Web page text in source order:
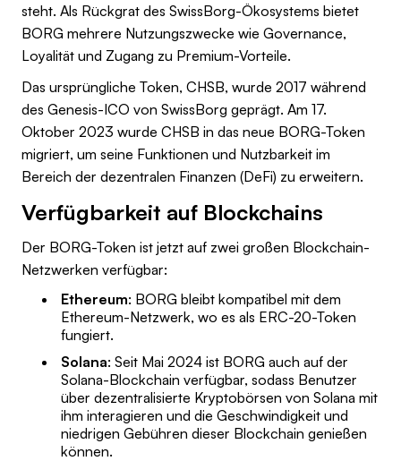
steht. Als Rückgrat des SwissBorg-Ökosystems bietet
BORG mehrere Nutzungszwecke wie Governance,
Loyalität und Zugang zu Premium-Vorteile.
Das ursprüngliche Token, CHSB, wurde 2017 während
des Genesis-ICO von SwissBorg geprägt. Am 17.
Oktober 2023 wurde CHSB in das neue BORG-Token
migriert, um seine Funktionen und Nutzbarkeit im
Bereich der dezentralen Finanzen (DeFi) zu erweitern.
Verfügbarkeit auf Blockchains
Der BORG-Token ist jetzt auf zwei großen Blockchain-
Netzwerken verfügbar:
Ethereum: BORG bleibt kompatibel mit dem
Ethereum-Netzwerk, wo es als ERC-20-Token
fungiert.
Solana: Seit Mai 2024 ist BORG auch auf der
Solana-Blockchain verfügbar, sodass Benutzer
über dezentralisierte Kryptobörsen von Solana mit
ihm interagieren und die Geschwindigkeit und
niedrigen Gebühren dieser Blockchain genießen
können.